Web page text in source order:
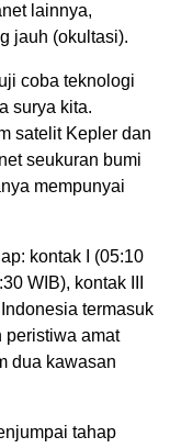
lainnya,
jauh (okultasi).
coba teknologi
surya kita.
satelit Kepler dan
seukuran bumi
mempunyai
kontak I (05:10
WIB), kontak III
termasuk
peristiwa amat
dua kawasan
tahap